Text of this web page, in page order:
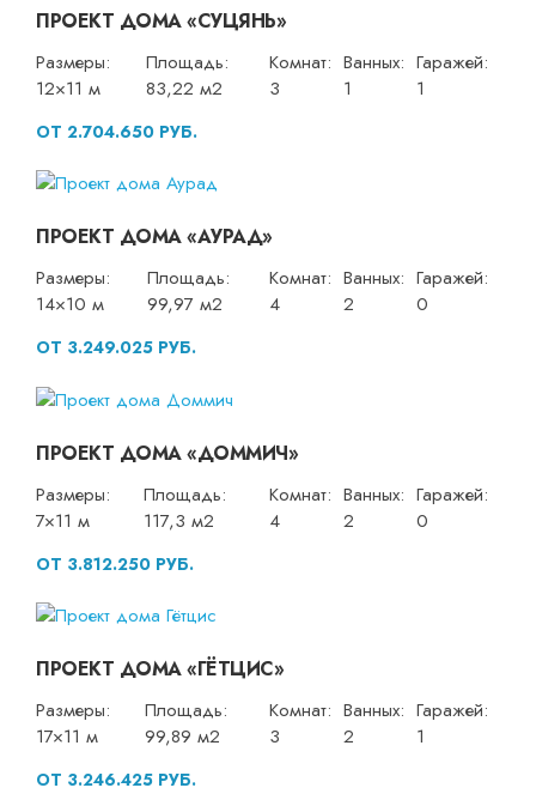
ПРОЕКТ ДОМА «СУЦЯНЬ»
Размеры:
12×11 м
Площадь:
83,22 м2
Комнат:
3
Ванных:
1
Гаражей:
1
ОТ 2.704.650 РУБ.
ПРОЕКТ ДОМА «АУРАД»
Размеры:
14×10 м
Площадь:
99,97 м2
Комнат:
4
Ванных:
2
Гаражей:
0
ОТ 3.249.025 РУБ.
ПРОЕКТ ДОМА «ДОММИЧ»
Размеры:
7×11 м
Площадь:
117,3 м2
Комнат:
4
Ванных:
2
Гаражей:
0
ОТ 3.812.250 РУБ.
ПРОЕКТ ДОМА «ГЁТЦИС»
Размеры:
17×11 м
Площадь:
99,89 м2
Комнат:
3
Ванных:
2
Гаражей:
1
ОТ 3.246.425 РУБ.